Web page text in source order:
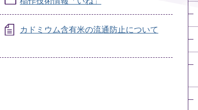
カドミウム含有米の流通防止について